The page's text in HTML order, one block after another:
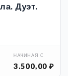
Дуэт.
НАЧИНАЯ С
3.500,00 ₽